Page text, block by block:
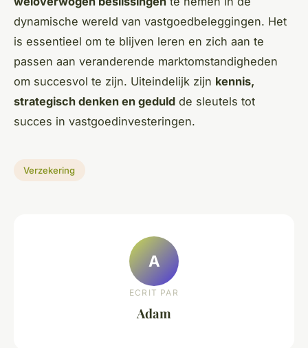
dynamische wereld van vastgoedbeleggingen. Het
is essentieel om te blijven leren en zich aan te
passen aan veranderende marktomstandigheden
om succesvol te zijn. Uiteindelijk zijn kennis,
strategisch denken en geduld de sleutels tot
succes in vastgoedinvesteringen.
Verzekering
A
ECRIT PAR
Adam